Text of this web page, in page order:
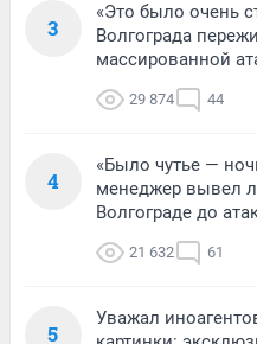
3
«Это было очень
Волгограда
массированной
29 874 44
4
«Было чутье —
менеджер вывел
Волгограде до
21 632 61
5
Уважал